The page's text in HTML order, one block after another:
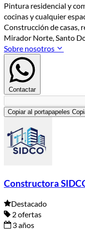
Pintura residencial y
cocinas y cualquier
Construcción de casas,
Mirador Norte, Santo
Sobre nosotros
Contactar
Copiar al portapapeles
Constructora
Destacado
2 ofertas
3 años